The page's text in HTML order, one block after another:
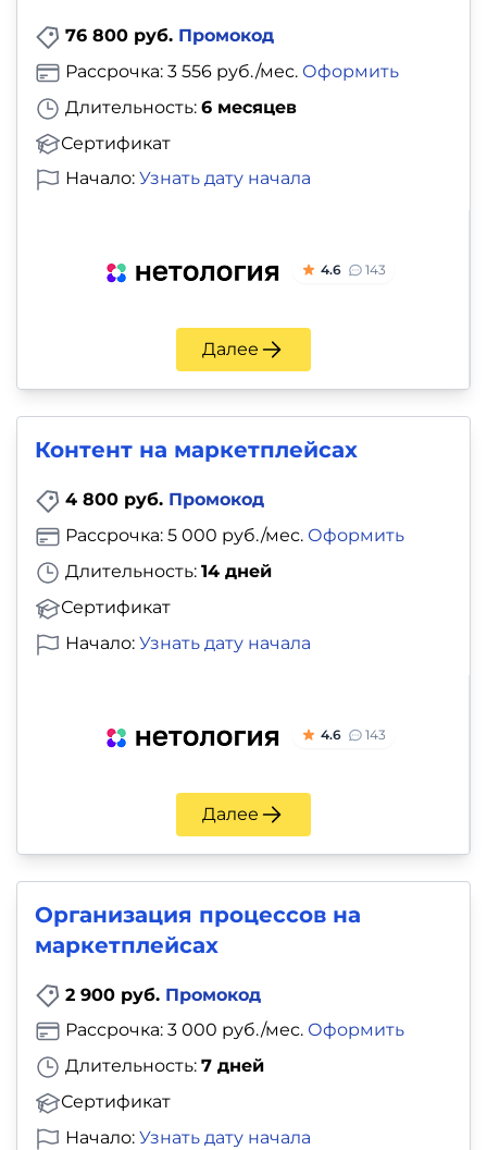
76 800 руб. Промокод
Длительность: 6 месяцев
Сертификат
Рассрочка: 3 556 руб./мес. Оформить
Начало: Узнать дату начала
4.6 143
Далее
Контент на маркетплейсах
4 800 руб. Промокод
Длительность: 14 дней
Сертификат
Рассрочка: 5 000 руб./мес. Оформить
Начало: Узнать дату начала
4.6 143
Далее
Организация процессов на
маркетплейсах
2 900 руб. Промокод
Длительность: 7 дней
Сертификат
Рассрочка: 3 000 руб./мес. Оформить
Начало: Узнать дату начала